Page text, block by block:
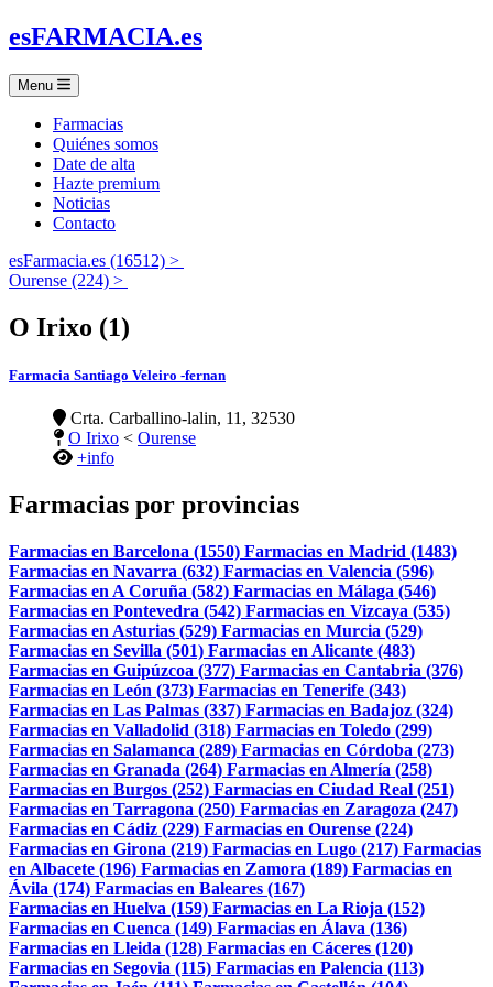
esFARMACIA.es
Menu
Farmacias
Quiénes somos
Date de alta
Hazte premium
Noticias
Contacto
esFarmacia.es (16512) >
Ourense (224) >
O Irixo (1)
Farmacia Santiago Veleiro -fernan
Crta. Carballino-lalin, 11, 32530
O Irixo < Ourense
+info
Farmacias por provincias
Farmacias en Barcelona (1550) Farmacias en Madrid (1483)
Farmacias en Navarra (632) Farmacias en Valencia (596)
Farmacias en A Coruña (582) Farmacias en Málaga (546)
Farmacias en Pontevedra (542) Farmacias en Vizcaya (535)
Farmacias en Asturias (529) Farmacias en Murcia (529)
Farmacias en Sevilla (501) Farmacias en Alicante (483)
Farmacias en Guipúzcoa (377) Farmacias en Cantabria (376)
Farmacias en León (373) Farmacias en Tenerife (343)
Farmacias en Las Palmas (337) Farmacias en Badajoz (324)
Farmacias en Valladolid (318) Farmacias en Toledo (299)
Farmacias en Salamanca (289) Farmacias en Córdoba (273)
Farmacias en Granada (264) Farmacias en Almería (258)
Farmacias en Burgos (252) Farmacias en Ciudad Real (251)
Farmacias en Tarragona (250) Farmacias en Zaragoza (247)
Farmacias en Cádiz (229) Farmacias en Ourense (224)
Farmacias en Girona (219) Farmacias en Lugo (217) Farmacias
en Albacete (196) Farmacias en Zamora (189) Farmacias en
Ávila (174) Farmacias en Baleares (167)
Farmacias en Huelva (159) Farmacias en La Rioja (152)
Farmacias en Cuenca (149) Farmacias en Álava (136)
Farmacias en Lleida (128) Farmacias en Cáceres (120)
Farmacias en Segovia (115) Farmacias en Palencia (113)